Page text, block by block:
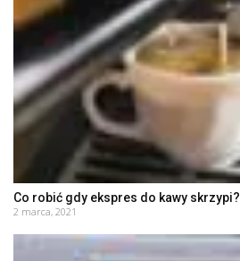
Co robić gdy ekspres do kawy skrzypi?
2 marca, 2021